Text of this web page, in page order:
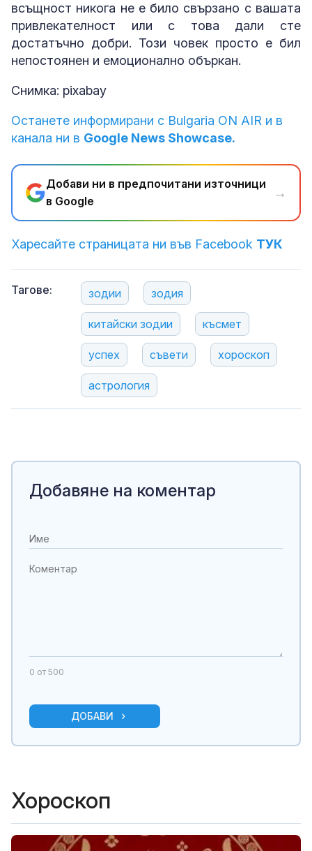
всъщност никога не е било свързано с вашата
привлекателност или с това дали сте
достатъчно добри. Този човек просто е бил
непостоянен и емоционално объркан.
Снимка: pixabay
Останете информирани с Bulgaria ON AIR и в
канала ни в Google News Showcase.
Добави ни в предпочитани източници
в Google
→
Харесайте страницата ни във Facebook ТУК
Тагове: зодии зодия
китайски зодии късмет
успех съвети хороскоп
астрология
Добавяне на коментар
0 от 500
ДОБАВИ
Хороскоп